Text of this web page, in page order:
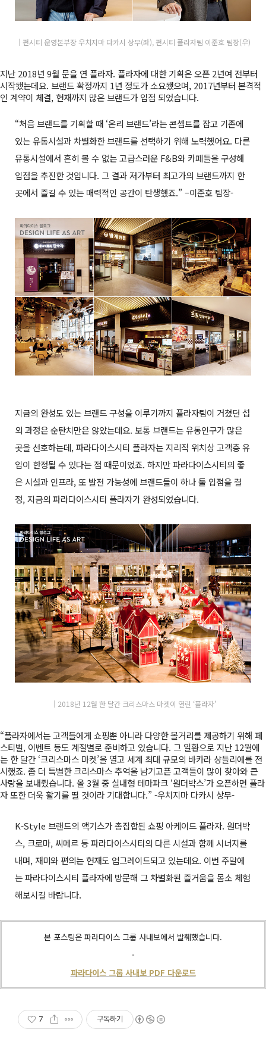
│펀시티 운영본부장 우치지마 다카시 상무(좌), 펀시티 플라자팀 이준호 팀장(우)
지난 2018년 9월 문을 연 플라자. 플라자에 대한 기획은 오픈 2년여 전부터
시작됐는데요. 브랜드 확정까지 1년 정도가 소요됐으며, 2017년부터 본격적
인 계약이 체결, 현재까지 많은 브랜드가 입점 되었습니다.
“처음 브랜드를 기획할 때 ‘온리 브랜드’라는 콘셉트를 잡고 기존에
있는 유통시설과 차별화한 브랜드를 선택하기 위해 노력했어요. 다른
유통시설에서 흔히 볼 수 없는 고급스러운 F&B와 카페들을 구성해
입점을 추진한 것입니다. 그 결과 저가부터 최고가의 브랜드까지 한
곳에서 즐길 수 있는 매력적인 공간이 탄생했죠.” –이준호 팀장-
지금의 완성도 있는 브랜드 구성을 이루기까지 플라자팀이 거쳤던 섭
외 과정은 순탄치만은 않았는데요. 보통 브랜드는 유동인구가 많은
곳을 선호하는데, 파라다이스시티 플라자는 지리적 위치상 고객층 유
입이 한정될 수 있다는 점 때문이었죠. 하지만 파라다이스시티의 좋
은 시설과 인프라, 또 발전 가능성에 브랜드들이 하나 둘 입점을 결
정, 지금의 파라다이스시티 플라자가 완성되었습니다.
│ 2018년 12월 한 달간 크리스마스 마켓이 열린 ‘플라자’
“플라자에서는 고객들에게 쇼핑뿐 아니라 다양한 볼거리를 제공하기 위해 페
스티벌, 이벤트 등도 계절별로 준비하고 있습니다. 그 일환으로 지난 12월에
는 한 달간 ‘크리스마스 마켓’을 열고 세계 최대 규모의 바카라 샹들리에를 전
시했죠. 좀 더 특별한 크리스마스 추억을 남기고픈 고객들이 많이 찾아와 큰
사랑을 보내줬습니다. 올 3월 중 실내형 테마파크 ‘원더박스’가 오픈하면 플라
자 또한 더욱 활기를 띨 것이라 기대합니다.” -우치지마 다카시 상무-
K-Style 브랜드의 액기스가 총집합된 쇼핑 아케이드 플라자. 원더박
스, 크로마, 씨메르 등 파라다이스시티의 다른 시설과 함께 시너지를
내며, 재미와 편의는 현재도 업그레이드되고 있는데요. 이번 주말에
는 파라다이스시티 플라자에 방문해 그 차별화된 즐거움을 몸소 체험
해보시길 바랍니다.
본 포스팅은 파라다이스 그룹 사내보에서 발췌했습니다.
-
파라다이스 그룹 사내보 PDF 다운로드
7 구독하기